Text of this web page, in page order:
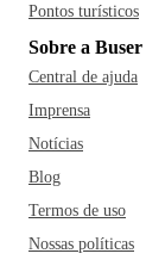
Pontos turísticos
Sobre a Buser
Central de ajuda
Imprensa
Notícias
Blog
Termos de uso
Nossas políticas